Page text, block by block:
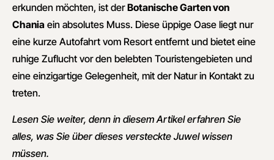
erkunden möchten, ist derBotanische Garten von
Chania ein absolutes Muss. Diese üppige Oase liegt nur
eine kurze Autofahrt vom Resort entfernt und bietet eine
ruhige Zuflucht vor den belebten Touristengebieten und
eine einzigartige Gelegenheit, mit der Natur in Kontakt zu
treten.
Lesen Sie weiter, denn in diesem Artikel erfahren Sie
alles, was Sie über dieses versteckte Juwel wissen
müssen.